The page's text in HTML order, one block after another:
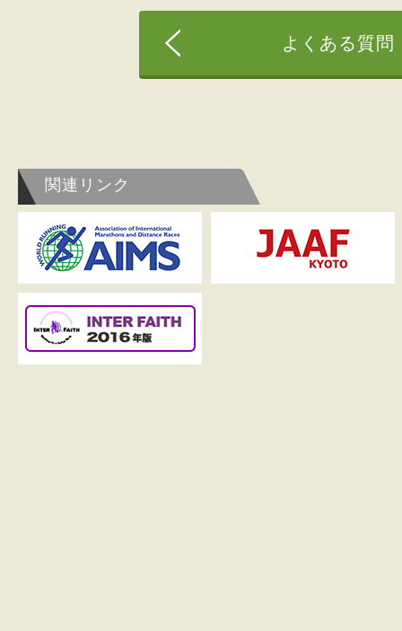
よくある質
関連リンク